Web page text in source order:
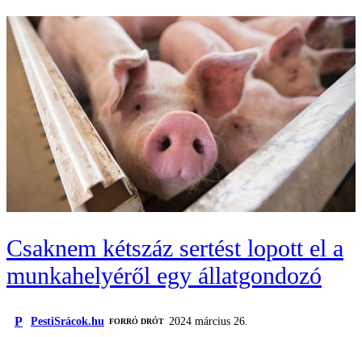
Csaknem kétszáz sertést lopott el a
munkahelyéről egy állatgondozó
P PestiSrácok.hu FORRÓ DRÓT 2024 március 26.